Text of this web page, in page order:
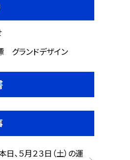
グランドデザイン
、５月２３日（土）の運